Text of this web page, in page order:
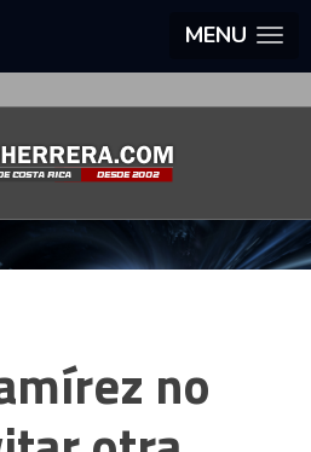
MENU
no